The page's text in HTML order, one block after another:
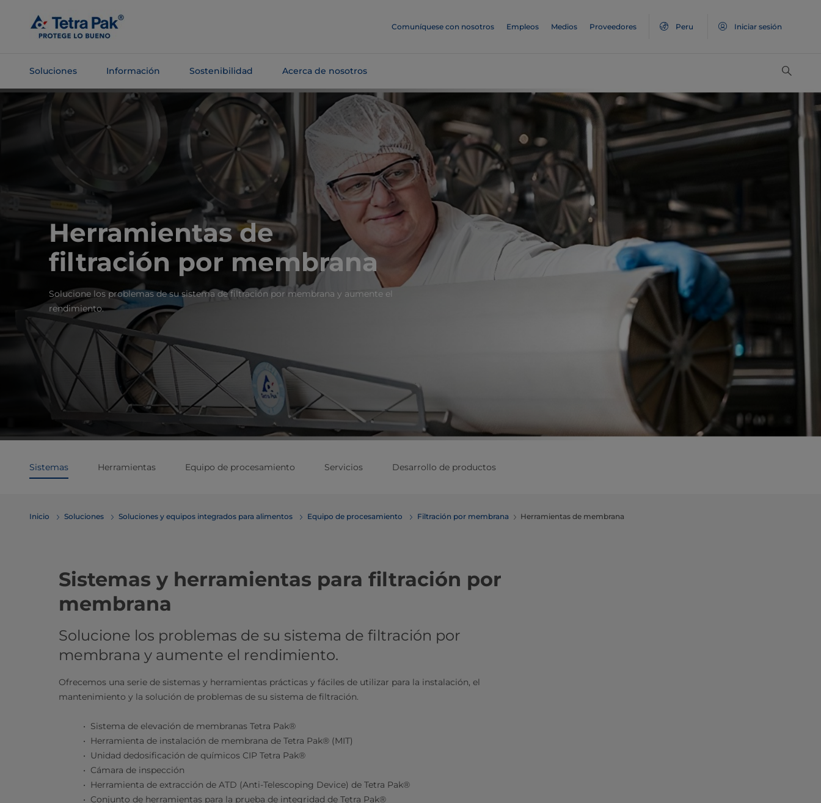
contenido
principal
Comuníquese con nosotros Empleos Medios Proveedores Peru Iniciar sesión
Soluciones Información Sostenibilidad Acerca de nosotros
Saltar a la
navegación
Herramientas de
filtración por membrana
Solucione los problemas de su sistema de filtración por membrana y aumente el
rendimiento.
Sistemas Herramientas Equipo de procesamiento Servicios Desarrollo de productos
Inicio Soluciones Soluciones y equipos integrados para alimentos Equipo de procesamiento Filtración por membrana Herramientas de membrana
​​​​​​​​​​​​​​​​​​​​​​​Sistemas y herramientas para filtración por
membrana
Solucione los problemas de su sistema de filtración por
membrana y aumente el rendimiento.
Ofrecemos una serie de sistemas y herramientas prácticas y fáciles de utilizar para la instalación, el
mantenimiento y la solución de problemas de su sistema de filtración.​
Sistema de elevación de membranas Tetra Pak®
Herramienta de instalación de membrana de Tetra Pak® (MIT)
Unidad dedosificación de químicos CIP Tetra Pak®
Cámara de inspección
Herramienta de extracción de ATD (Anti-Telescoping Device) de Tetra Pak®
Conjunto de herramientas para la prueba de integridad de Tetra Pak®